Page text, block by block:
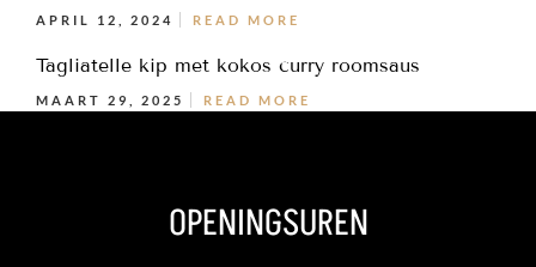
APRIL 12, 2024 READ MORE
Tagliatelle kip met kokos curry roomsaus
MAART 29, 2025 READ MORE
OPENINGSUREN